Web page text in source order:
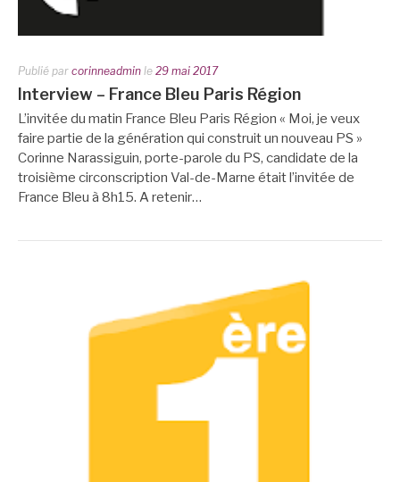
Publié par corinneadmin le 29 mai 2017
Interview – France Bleu Paris Région
L’invitée du matin France Bleu Paris Région « Moi, je veux
faire partie de la génération qui construit un nouveau PS »
Corinne Narassiguin, porte-parole du PS, candidate de la
troisième circonscription Val-de-Marne était l’invitée de
France Bleu à 8h15. A retenir…